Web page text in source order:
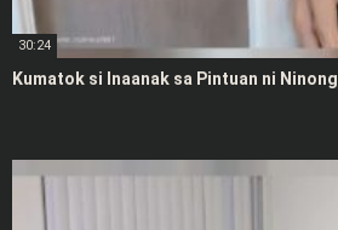
30:24
Kumatok si Inaanak sa Pintuan ni Ninong